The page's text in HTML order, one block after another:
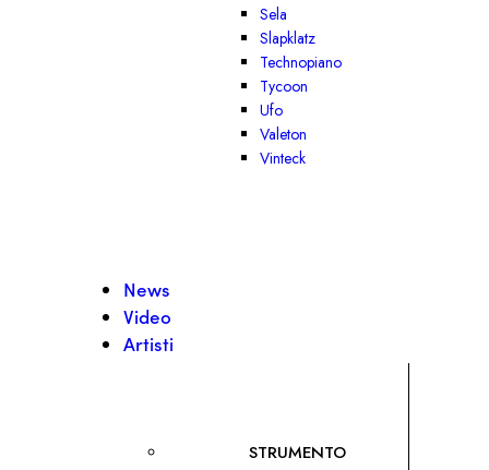
Sela
Slapklatz
Technopiano
Tycoon
Ufo
Valeton
Vinteck
News
Video
Artisti
STRUMENTO